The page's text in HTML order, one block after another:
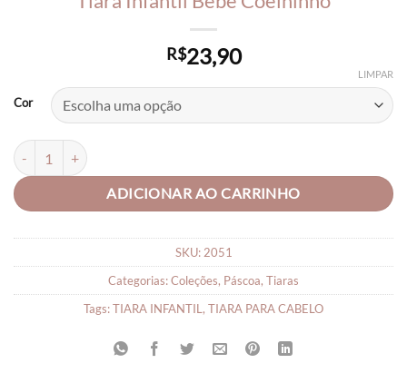
R$23,90
Cor
LIMPAR
Tiara Infantil Bebe Coelhinho quantidade
ADICIONAR AO CARRINHO
SKU: 2051
Categorias:Coleções, Páscoa, Tiaras
Tags:TIARA INFANTIL , TIARA PARA CABELO